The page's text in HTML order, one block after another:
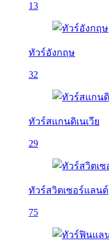
13
ทัวร์อังกฤษ
32
ทัวร์สแกนดิเนเวีย
29
ทัวร์สวิตเซอร์แลนด์
75